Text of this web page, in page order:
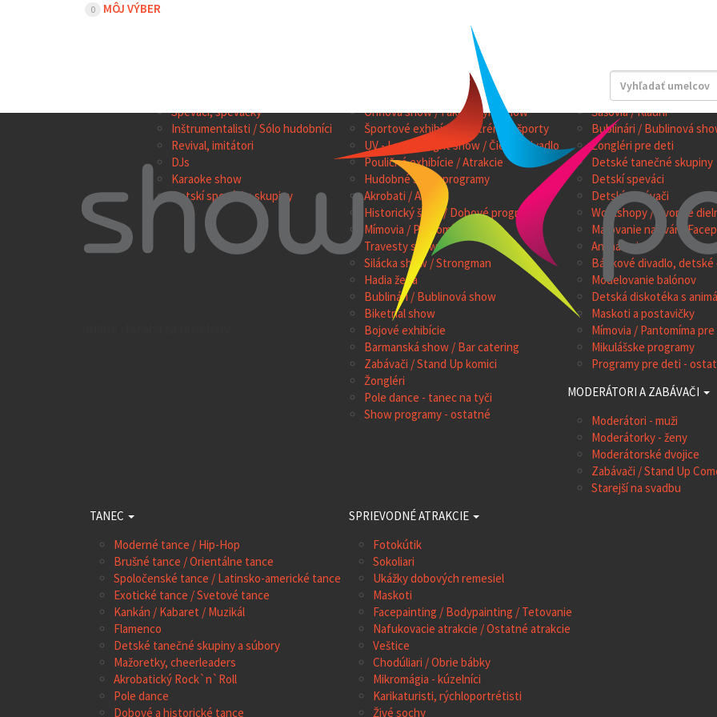
0 MÔJ VÝBER
Speváci, speváčky
Inštrumentalisti / Sólo hudobníci
Revival, imitátori
DJs
Karaoke show
Detskí speváci a skupiny
Ohňová show / Fakíri / Pyro show
Športové exhibície / Extrémne športy
UV - Laser - Light show / Čierne divadlo
Pouličné exhibície / Atrakcie
Hudobné show programy
Akrobati / Artisti
Historický šerm / Dobové programy
Mímovia / Pantomíma
Travesty show
Silácka show / Strongman
Hadia žena
Bublinári / Bublinová show
Biketrial show
Bojové exhibície
Barmanská show / Bar catering
Zabávači / Stand Up komici
Žongléri
Pole dance - tanec na tyči
Show programy - ostatné
Kúzelníci pre deti
Šašovia / Klauni
Bublinári / Bublinová
Žongléri pre deti
Detské tanečné skupiny
Detskí speváci
Detskí zabávači
Workshopy / Tvorivé
Maľovanie na tvár /
Animátori
Bábkové divadlo, detské
Modelovanie balónov
Detská diskotéka s
Maskoti a postavičky
Mímovia / Pantomíma
Mikulášske programy
Programy pre deti -
MODERÁTORI A ZABÁVAČI
Moderátori - muži
Moderátorky - ženy
Moderátorské dvojice
Zabávači / Stand Up
Starejší na svadbu
TANEC
Moderné tance / Hip-Hop
Brušné tance / Orientálne tance
Spoločenské tance / Latinsko-americké tance
Exotické tance / Svetové tance
Kankán / Kabaret / Muzikál
Flamenco
Detské tanečné skupiny a súbory
Mažoretky, cheerleaders
Akrobatický Rock`n`Roll
Pole dance
Dobové a historické tance
SPRIEVODNÉ ATRAKCIE
Fotokútik
Sokoliari
Ukážky dobových remesiel
Maskoti
Facepainting / Bodypainting / Tetovanie
Nafukovacie atrakcie / Ostatné atrakcie
Veštice
Chodúliari / Obrie bábky
Mikromágia - kúzelníci
Karikaturisti, rýchloportrétisti
Živé sochy